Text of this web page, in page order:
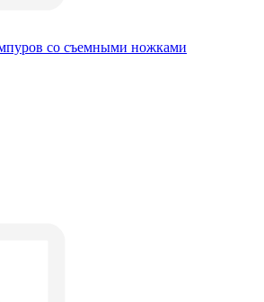
со съемными ножками